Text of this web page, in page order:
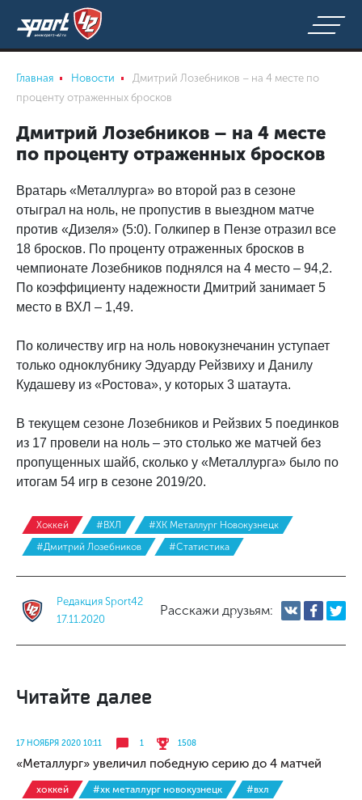
Главная Новости
Дмитрий Лозебников – на 4 месте по
проценту отраженных бросков
Дмитрий Лозебников – на 4 месте
по проценту отраженных бросков
Вратарь «Металлурга» во второй раз в сезоне
отыграл на ноль, не пропустив в выездном матче
против «Дизеля» (5:0). Голкипер в Пензе отразил все
18 бросков. По проценту отраженных бросков в
чемпионате Лозебников поднялся на 4 место – 94,2.
По коэффициенту надежности Дмитрий занимает 5
место в ВХЛ – 1,49.
По количеству игр на ноль новокузнечанин уступает
только одноклубнику Эдуарду Рейзвиху и Данилу
Кудашеву из «Ростова», у которых 3 шатаута.
В текущем сезоне Лозебников и Рейзвих 5 поединков
из 17 провели на ноль – это столько же матчей без
пропущенных шайб, сколько у «Металлурга» было по
итогам 54 игр в сезоне 2019/20.
Хоккей #ВХЛ
#ХК Металлург Новокузнецк
#Дмитрий Лозебников
#Статистика
Редакция Sport42
17.11.2020
Расскажи друзьям:
Читайте далее
17 НОЯБРЯ 2020 10:11 1 1508
«Металлург» увеличил победную серию до 4 матчей
хоккей #хк металлург новокузнецк
#вхл